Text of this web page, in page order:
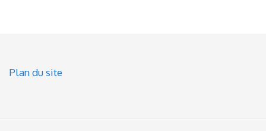
Plan du site